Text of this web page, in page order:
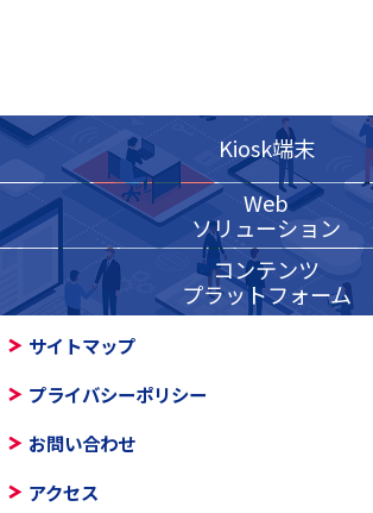
Kiosk端末
Web
ソリューション
コンテンツ
プラットフォーム
サイトマップ
プライバシーポリシー
お問い合わせ
アクセス